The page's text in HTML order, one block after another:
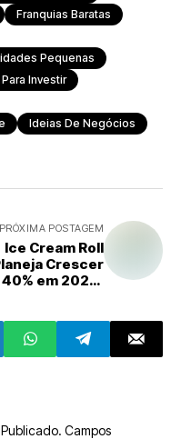
Franquias Baratas
Pequenas
Investir
Ideias De Negócios
PRÓXIMA POSTAGEM
Ice Cream Roll
Crescer
40% em 2024,
Cidades
Pequenas
Campos